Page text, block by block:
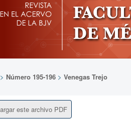
> Número 195-196 > Venegas Trejo
este archivo PDF